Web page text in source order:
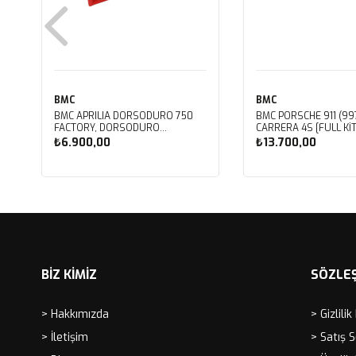
BMC
BMC APRILIA DORSODURO 750
FACTORY, DORSODURO
900, SHIVER 750 GT, SHIVER
750 KUTU İÇİ PERFORMANS HAVA
₺6.900,00
BMC
BMC PORSCHE 911
CARRERA 4S [FULL
PERFORMANS HAVA
FB468/20
₺13.700,00
BİZ KİMİZ
> Hakkımızda
> İletişim
>
> Satış